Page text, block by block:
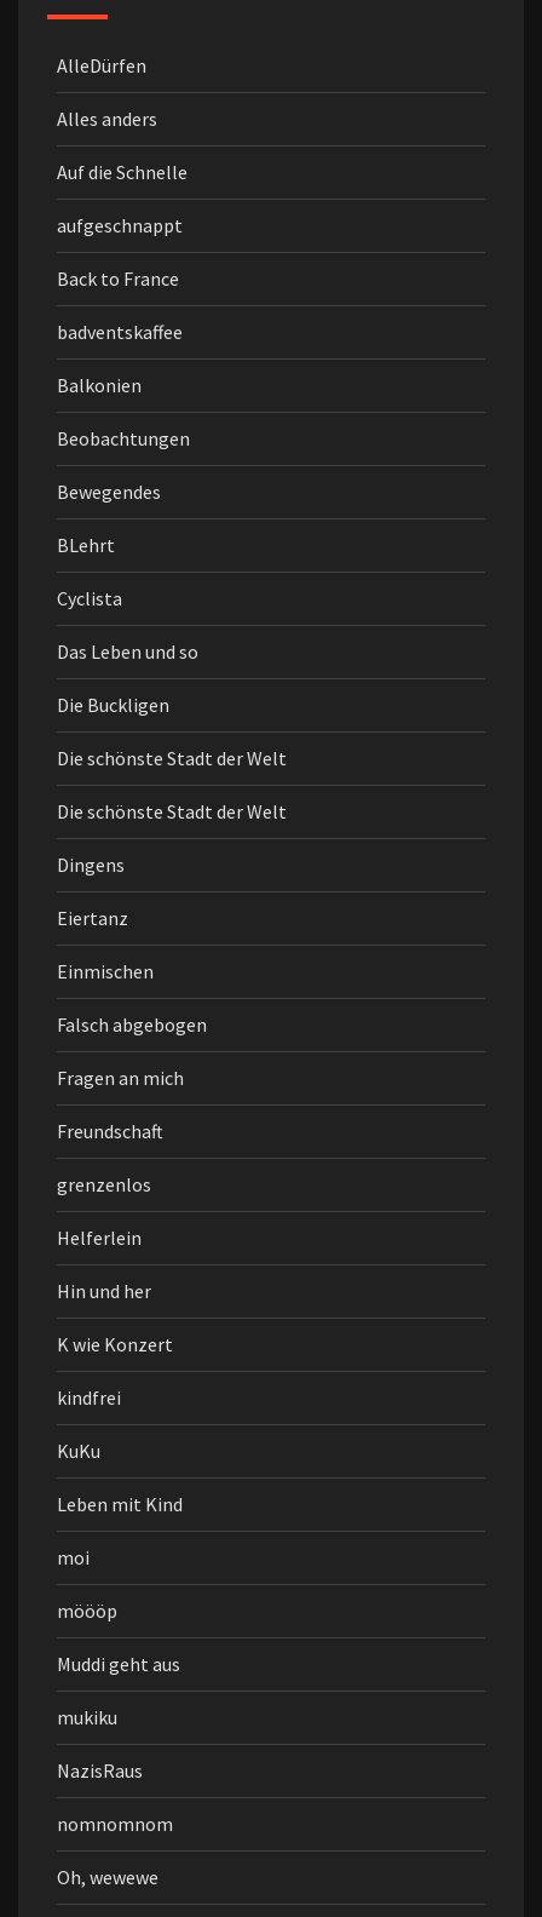
AlleDürfen
Alles anders
Auf die Schnelle
aufgeschnappt
Back to France
badventskaffee
Balkonien
Beobachtungen
Bewegendes
BLehrt
Cyclista
Das Leben und so
Die Buckligen
Die schönste Stadt der Welt
Die schönste Stadt der Welt
Dingens
Eiertanz
Einmischen
Falsch abgebogen
Fragen an mich
Freundschaft
grenzenlos
Helferlein
Hin und her
K wie Konzert
kindfrei
KuKu
Leben mit Kind
moi
möööp
Muddi geht aus
mukiku
NazisRaus
nomnomnom
Oh, wewewe